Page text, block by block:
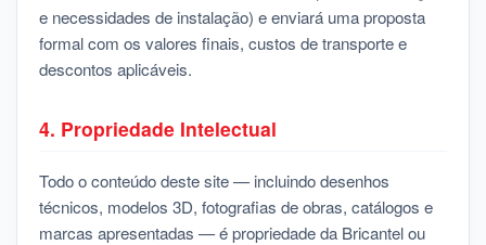
e necessidades de instalação) e enviará uma proposta
formal com os valores finais, custos de transporte e
descontos aplicáveis.
4. Propriedade Intelectual
Todo o conteúdo deste site — incluindo desenhos
técnicos, modelos 3D, fotografias de obras, catálogos e
marcas apresentadas — é propriedade da Bricantel ou